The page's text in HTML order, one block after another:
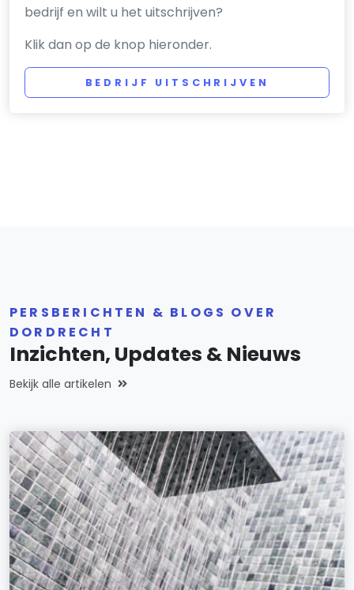
bedrijf en wilt u het uitschrijven?
Klik dan op de knop hieronder.
BEDRIJF UITSCHRIJVEN
PERSBERICHTEN & BLOGS OVER
DORDRECHT
Inzichten, Updates & Nieuws
Bekijk alle artikelen